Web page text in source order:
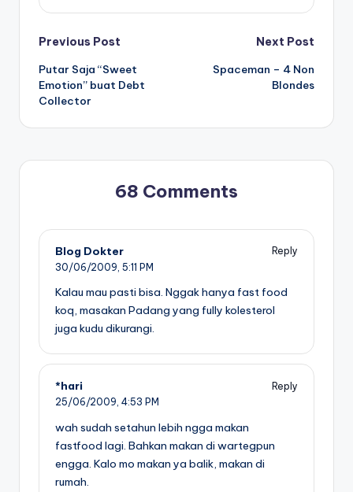
Post
navigation
Previous Post
Putar Saja “Sweet
Emotion” buat Debt
Collector
Next Post
Spaceman – 4 Non
Blondes
68 Comments
Blog Dokter
Reply
30/06/2009, 5:11 PM
Kalau mau pasti bisa. Nggak hanya fast food
koq, masakan Padang yang fully kolesterol
juga kudu dikurangi.
*hari
Reply
25/06/2009, 4:53 PM
wah sudah setahun lebih ngga makan
fastfood lagi. Bahkan makan di wartegpun
engga. Kalo mo makan ya balik, makan di
rumah.